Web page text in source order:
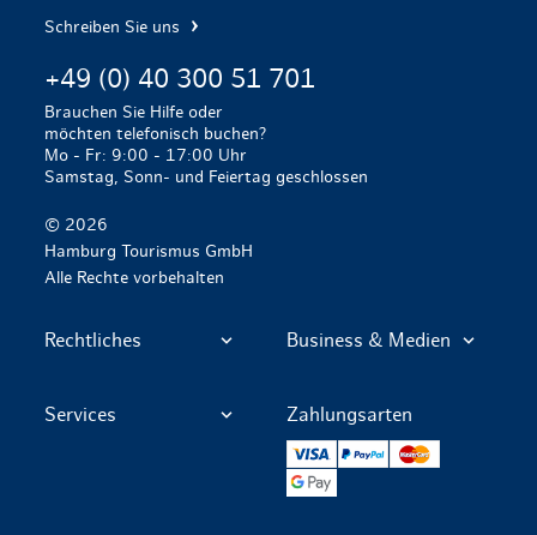
Schreiben Sie uns
+49 (0) 40 300 51 701
Brauchen Sie Hilfe oder
möchten telefonisch buchen?
Mo - Fr: 9:00 - 17:00 Uhr
Samstag, Sonn- und Feiertag geschlossen
© 2026
Hamburg Tourismus GmbH
Alle Rechte vorbehalten
Rechtliches Business & Medien
Services Zahlungsarten
PayPal